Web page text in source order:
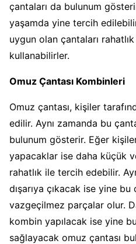
çantaları da bulunum
yaşamda yine tercih
uygun olan çantaları
kullanabilirler.
Omuz Çantası Kombinleri
Omuz çantası, kişiler
edilir. Aynı zamanda bu
bulunum gösterir. Eğer
yapacaklar ise daha küçük
rahatlık ile tercih edebilir.
dışarıya çıkacak ise yine
vazgeçilmez parçalar olur.
kombin yapılacak ise yine
sağlayacak omuz çantası